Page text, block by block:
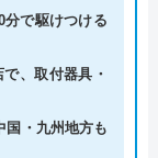
分で駆けつける
、取付器具・
国・九州地方も